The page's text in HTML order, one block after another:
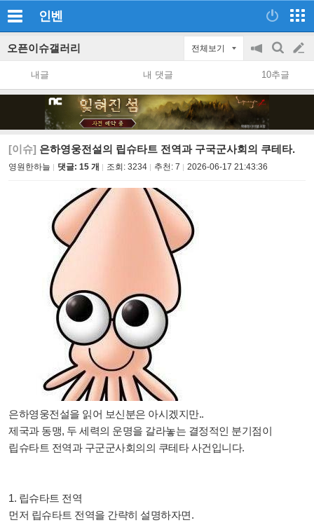
인벤
오픈이슈갤러리 전체보기
공
지
on/off
검
색
글
쓰
내글 내 댓글 10추글
[이슈] 은하영웅전설의 립슈타트 전역과 구국군사회의 쿠테타.
영원한하늘 댓글: 15 개 조회: 3234 추천: 7 2026-06-17 21:43:36
은하영웅전설을 읽어 보신분은 아시겠지만..
제국과 동맹, 두 세력의 운명을 갈라놓는 결정적인 분기점이
립슈타트 전역과 구군군사회의의 쿠테타 사건입니다.
1. 립슈타트 전역
먼저 립슈타트 전역을 간략히 설명하자면.